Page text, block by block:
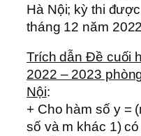
Hà Nội; kỳ thi
tháng 12 năm
Trích dẫn Đề cuối
2022 – 2023
Nội:
+ Cho hàm số y =
số và m khác 1)